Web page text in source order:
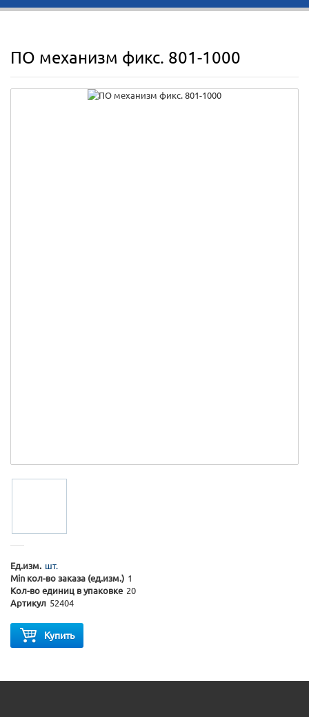
ПО механизм фикс. 801-1000
Ед.изм. шт.
Min кол-во заказа (ед.изм.) 1
Кол-во единиц в упаковке 20
Артикул 52404
Купить